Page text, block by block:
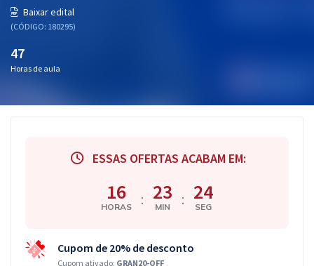
Atendimento
Baixar edital
(CÓDIGO: 180295)
47
Horas de aula
ESSAS OFERTAS ACABAM EM:
16
HORAS : 23
MIN : 23
SEG
Cupom de 20% de desconto
Cupom ativado: GRAN20-OFF